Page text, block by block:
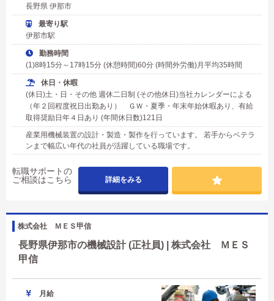
長野県 伊那市
最寄り駅
伊那市駅
勤務時間
(1)8時15分～17時15分 (休憩時間)60分 (時間外労働)月平均35時間
休日・休暇
(休日)土・日・その他 週休二日制 (その他休日)当社カレンダーによる
（年２回程度祝日出勤あり） ＧＷ・夏季・年末年始休暇あり、有給
取得奨励日年４日あり (年間休日数)121日
産業用機械装置の設計・製造・製作を行っています。 若手からベテラ
ンまで幅広い年代の社員が活躍している職場です。
転職サポートの
ご相談はこちら
詳細をみる
株式会社 ＭＥＳ甲信
長野県伊那市の機械設計 (正社員) | 株式会社 ＭＥＳ
甲信
月給